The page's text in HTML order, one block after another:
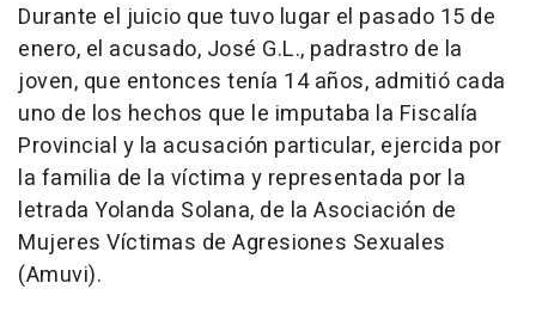
Durante el juicio que tuvo lugar el pasado 15 de
enero, el acusado, José G.L., padrastro de la
joven, que entonces tenía 14 años, admitió cada
uno de los hechos que le imputaba la Fiscalía
Provincial y la acusación particular, ejercida por
la familia de la víctima y representada por la
letrada Yolanda Solana, de la Asociación de
Mujeres Víctimas de Agresiones Sexuales
(Amuvi).